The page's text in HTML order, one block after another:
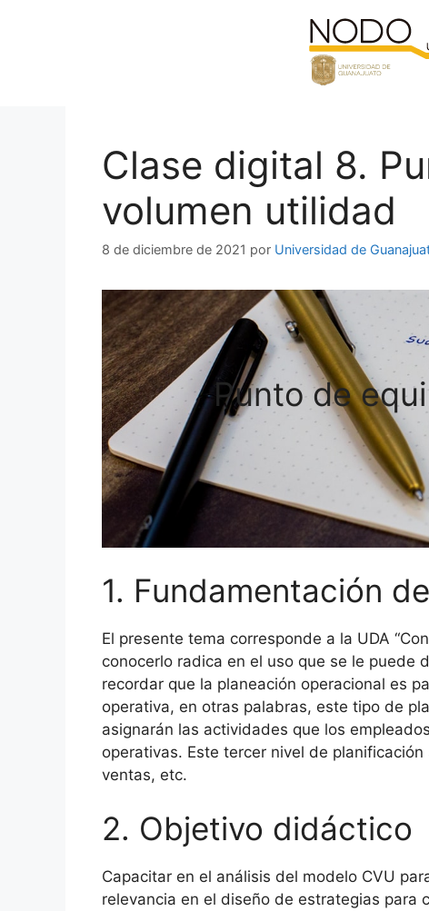
Clase digital 8.
volumen utilidad
8 de diciembre de 2021 por Universidad de
Punto de
1. Fundamentación
El presente tema corresponde a la UDA
conocerlo radica en el uso que se le puede
recordar que la planeación operacional es
operativa, en otras palabras, este tipo de
asignarán las actividades que los
operativas. Este tercer nivel de
ventas, etc.
2. Objetivo didáctico
Capacitar en el análisis del modelo CVU
relevancia en el diseño de estrategias para